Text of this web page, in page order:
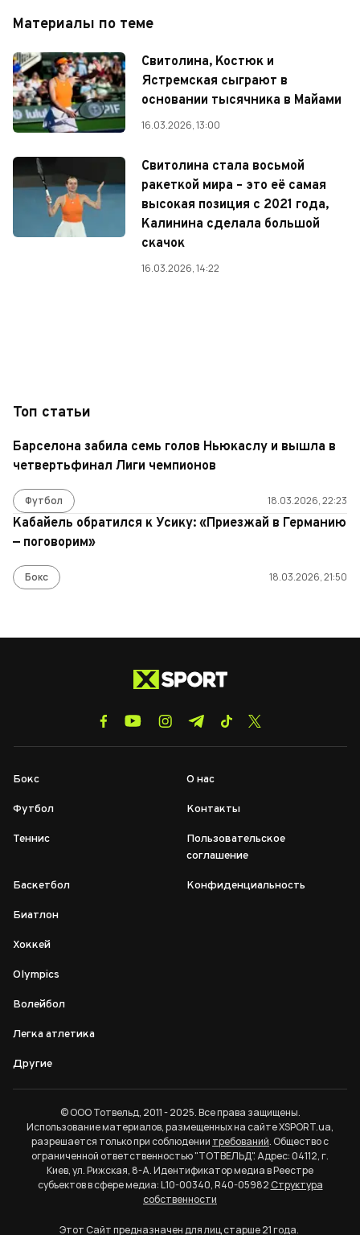
Материалы по теме
Свитолина, Костюк и
Ястремская сыграют в
основании тысячника в Майами
16.03.2026, 13:00
Свитолина стала восьмой
ракеткой мира – это её самая
высокая позиция с 2021 года,
Калинина сделала большой
скачок
16.03.2026, 14:22
Топ статьи
Барселона забила семь голов Ньюкаслу и вышла в
четвертьфинал Лиги чемпионов
Футбол 18.03.2026, 22:23
Кабайель обратился к Усику: «Приезжай в Германию
— поговорим»
Бокс 18.03.2026, 21:50
Бокс
Футбол
Теннис
Баскетбол
Биатлон
Хоккей
Olympics
Волейбол
Легка атлетика
Другие
О нас
Контакты
Пользовательское
соглашение
Конфиденциальность
© ООО Тотвельд, 2011 - 2025. Все права защищены.
Использование материалов, размещенных на сайте XSPORT.ua,
разрешается только при соблюдении требований. Общество с
ограниченной ответственностью "ТОТВЕЛЬД". Адрес: 04112, г.
Киев, ул. Рижская, 8-А. Идентификатор медиа в Реестре
субъектов в сфере медиа: L10-00340, R40-05982Структура
собственности
Этот Сайт предназначен для лиц старше 21 года.